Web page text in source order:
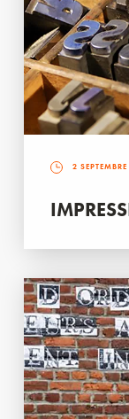
2 SEPTEMBRE